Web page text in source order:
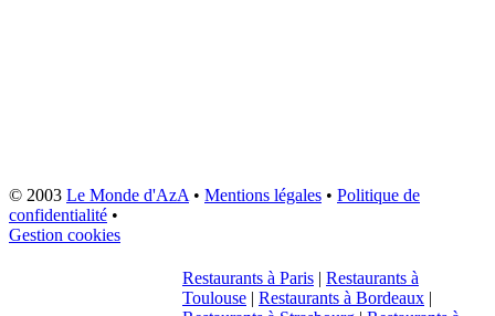
© 2003 Le Monde d'AzA• Mentions légales • Politique de
confidentialité •
Gestion cookies
Restaurants à Paris | Restaurants à
Toulouse | Restaurants à Bordeaux |